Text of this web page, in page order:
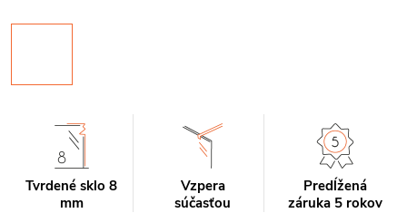
Tvrdené sklo 8
mm
Vzpera
súčasťou
Predĺžená
záruka 5 rokov